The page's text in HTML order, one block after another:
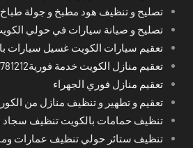
تصليح و تنظيف هود مطبخ و جولة
تصليح و صيانة سيارات في حولي
تعقيم سيارات الكويت غسيل سيارات
تعقيم منازل الكويت خدمة فورية65781212
تعقيم منازل فوري الجهراء
تعقيم و تطهير و تنظيف منازل من
تنظيف حمامات بالكويت تنظيف
تنظيف ستائر حولي تنظيف عمارات